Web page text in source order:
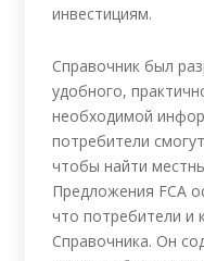
инвестициям.
Справочник был
удобного,
необходимой
потребители
чтобы найти
Предложения FCA
что потребители и
Справочника. Он